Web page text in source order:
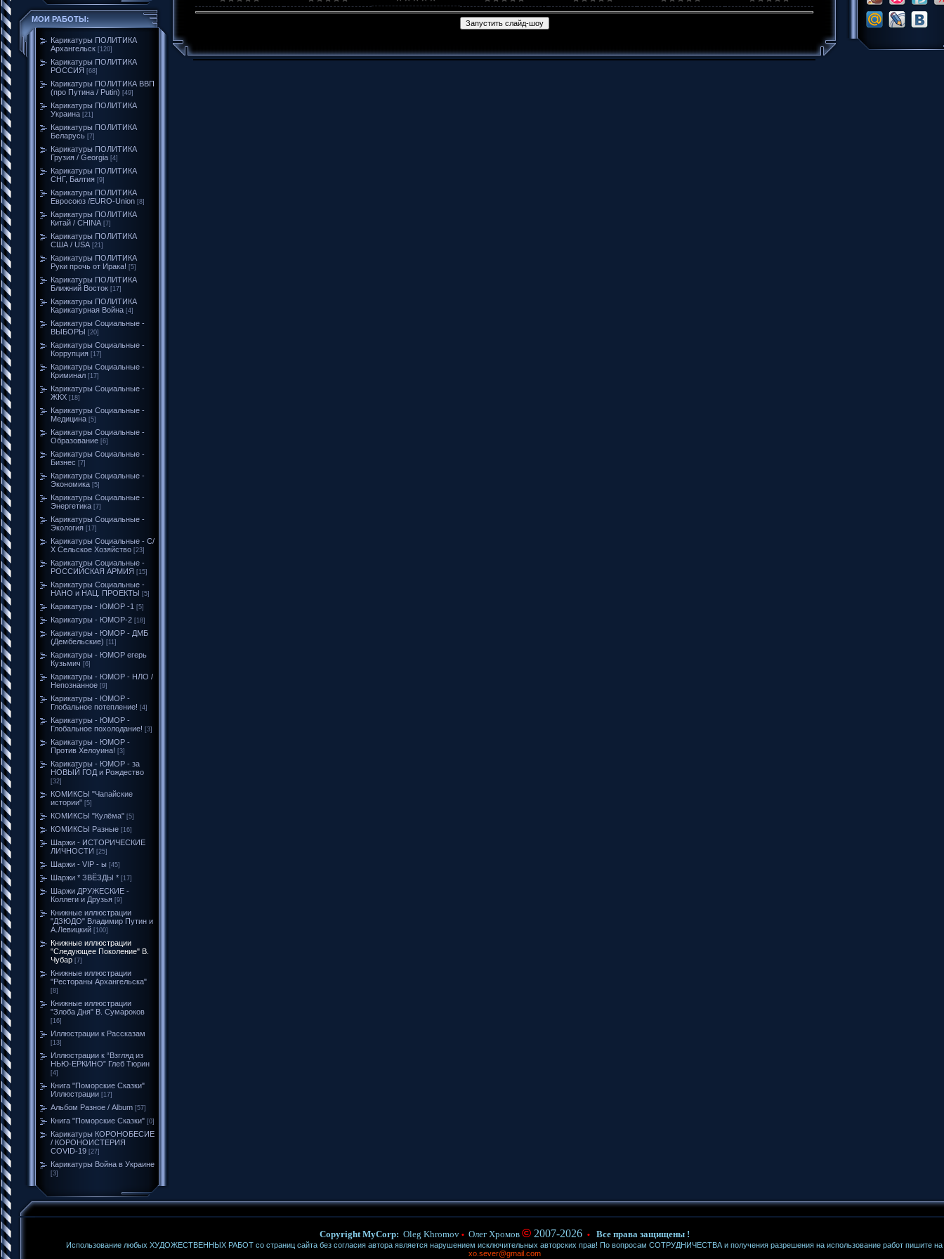
МОИ РАБОТЫ:
Карикатуры ПОЛИТИКА
Архангельск [120]
Карикатуры ПОЛИТИКА
РОССИЯ [68]
Карикатуры ПОЛИТИКА ВВП
(про Путина / Putin) [49]
Карикатуры ПОЛИТИКА
Украина [21]
Карикатуры ПОЛИТИКА
Беларусь [7]
Карикатуры ПОЛИТИКА
Грузия / Georgia [4]
Карикатуры ПОЛИТИКА
СНГ, Балтия [9]
Карикатуры ПОЛИТИКА
Евросоюз /EURO-Union [8]
Карикатуры ПОЛИТИКА
Китай / CHINA [7]
Карикатуры ПОЛИТИКА
США / USA [21]
Карикатуры ПОЛИТИКА
Руки прочь от Ирака! [5]
Карикатуры ПОЛИТИКА
Ближний Восток [17]
Карикатуры ПОЛИТИКА
Карикатурная Война [4]
Карикатуры Социальные -
ВЫБОРЫ [20]
Карикатуры Социальные -
Коррупция [17]
Карикатуры Социальные -
Криминал [17]
Карикатуры Социальные -
ЖКХ [18]
Карикатуры Социальные -
Медицина [5]
Карикатуры Социальные -
Образование [6]
Карикатуры Социальные -
Бизнес [7]
Карикатуры Социальные -
Экономика [5]
Карикатуры Социальные -
Энергетика [7]
Карикатуры Социальные -
Экология [17]
Карикатуры Социальные - С/
Х Сельское Хозяйство [23]
Карикатуры Социальные -
РОССИЙСКАЯ АРМИЯ [15]
Карикатуры Социальные -
НАНО и НАЦ. ПРОЕКТЫ [5]
Карикатуры - ЮМОР -1 [5]
Карикатуры - ЮМОР-2 [18]
Карикатуры - ЮМОР - ДМБ
(Дембельские) [11]
Карикатуры - ЮМОР егерь
Кузьмич [6]
Карикатуры - ЮМОР - НЛО /
Непознанное [9]
Карикатуры - ЮМОР -
Глобальное потепление! [4]
Карикатуры - ЮМОР -
Глобальное похолодание! [3]
Карикатуры - ЮМОР -
Против Хелоуина! [3]
Карикатуры - ЮМОР - за
НОВЫЙ ГОД и Рождество
[32]
КОМИКСЫ "Чапайские
истории" [5]
КОМИКСЫ "Кулёма" [5]
КОМИКСЫ Разные [16]
Шаржи - ИСТОРИЧЕСКИЕ
ЛИЧНОСТИ [25]
Шаржи - VIP - ы [45]
Шаржи * ЗВЁЗДЫ * [17]
Шаржи ДРУЖЕСКИЕ -
Коллеги и Друзья [9]
Книжные иллюстрации
"ДЗЮДО" Владимир Путин и
А.Левицкий [100]
Книжные иллюстрации
"Следующее Поколение" В.
Чубар [7]
Книжные иллюстрации
"Рестораны Архангельска"
[8]
Книжные иллюстрации
"Злоба Дня" В. Сумароков
[16]
Иллюстрации к Рассказам
[13]
Иллюстрации к “Взгляд из
НЬЮ-ЕРКИНО” Глеб Тюрин
[4]
Книга "Поморские Сказки"
Иллюстрации [17]
Альбом Разное / Album [57]
Книга "Поморские Сказки" [0]
Карикатуры КОРОНОБЕСИЕ
/ КОРОНОИСТЕРИЯ
COVID-19 [27]
Карикатуры Война в Украине
[3]
Copyright MyCorp: Oleg Khromov • Олег Хромов © 2007-2026 • Все права защищены !
Использование любых ХУДОЖЕСТВЕННЫХ РАБОТ со страниц сайта без согласия автора является нарушением исключительных авторских прав! По вопросам СОТРУДНИЧЕСТВА и получения разрешения на использование работ пишите на
xo.sever@gmail.com